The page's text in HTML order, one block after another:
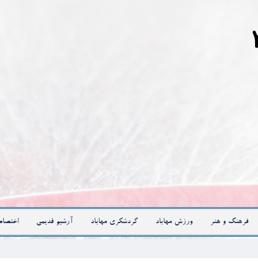
فرهنگ و هنر ورزش مهاباد گردشگری مهاباد آرشیو قدیمی